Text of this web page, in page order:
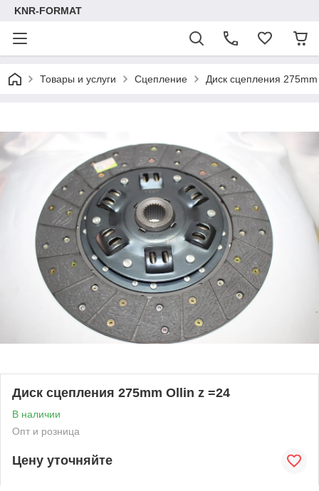
KNR-FORMAT
Товары и услуги Сцепление Диск сцепления
Диск сцепления 275mm Ollin z =24
В наличии
Опт и розница
Цену уточняйте